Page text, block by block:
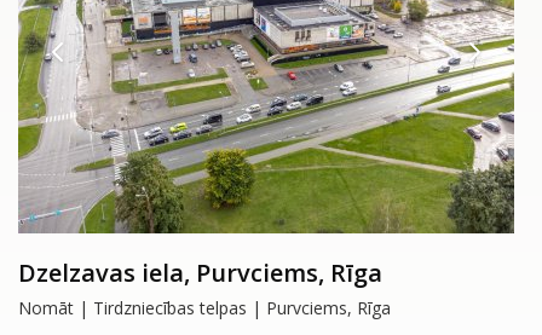
Dzelzavas iela, Purvciems, Rīga
Nomāt | Tirdzniecības telpas | Purvciems, Rīga